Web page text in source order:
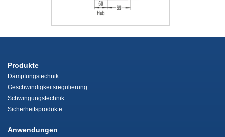
Produkte
Dämpfungstechnik
Geschwindigkeitsregulierung
Schwingungstechnik
Sicherheitsprodukte
Anwendungen